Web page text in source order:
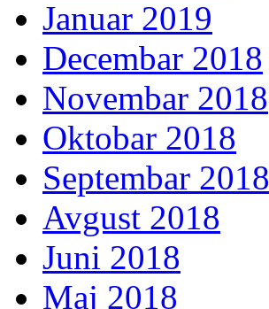
Januar 2019
Decembar 2018
Novembar 2018
Oktobar 2018
Septembar 2018
Avgust 2018
Juni 2018
Maj 2018